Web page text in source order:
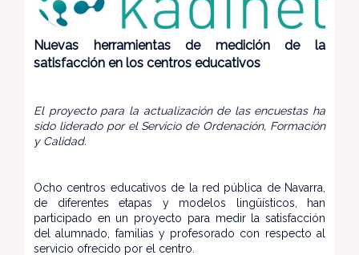
Nuevas herramientas de medición de la
satisfacción en los centros educativos
El proyecto para la actualización de las encuestas ha
sido liderado por el Servicio de Ordenación, Formación
y Calidad.
Ocho centros educativos de la red pública de Navarra,
de diferentes etapas y modelos lingüísticos, han
participado en un proyecto para medir la satisfacción
del alumnado, familias y profesorado con respecto al
servicio ofrecido por el centro.